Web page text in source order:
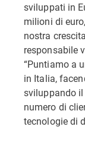
sviluppati in
milioni di
nostra
responsabile
“Puntiamo a
in Italia,
sviluppando
numero di
tecnologie di